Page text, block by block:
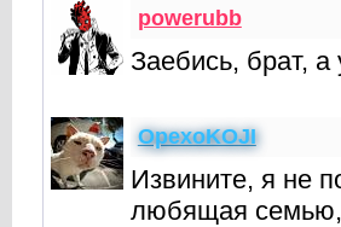
powerubb
Заебись, брат, а
OpexoKOJI
Извините, я не
любящая семью,